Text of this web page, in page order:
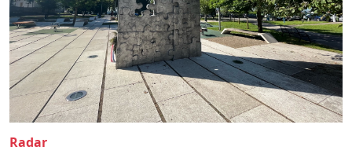
Radar